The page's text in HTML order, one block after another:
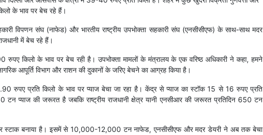
के भाव पर बेच रहे हैं।
विपणन संघ (नाफेड) और भारतीय राष्ट्रीय उपभोक्ता सहकारी संघ (एनसीसीएफ) के साथ-साथ मदर
में बेच रहे हैं।
किलो के भाव पर बेच रही है। उपभोक्ता मामलों के मंत्रालय के एक वरिष्ठ अधिकारी ने कहा, हमने
आपूर्ति विभाग और राशन की दुकानों के जरिए बेचने का आग्रह किया है।
रुपए प्रति किलो के भाव पर प्याज बेचा जा रहा है। केंद्र से प्याज का स्टॉक 15 से 16 रुपए प्रति
टन प्याज की जरूरत है जबकि राष्ट्रीय राजधानी क्षेत्र यानी एनसीआर की जरूरत प्रतिदिन 650 टन
बनाया है। इसमें से 10,000-12,000 टन नाफेड, एनसीसीएफ और मदर डेयरी ने अब तक बेचा